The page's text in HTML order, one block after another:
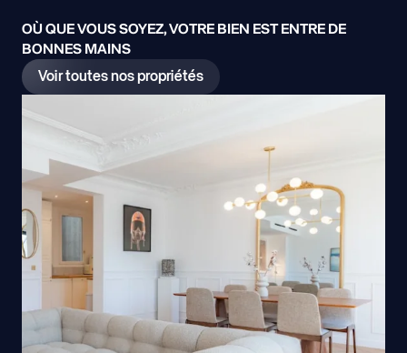
OÙ QUE VOUS SOYEZ, VOTRE BIEN EST ENTRE DE
BONNES MAINS
Voir toutes nos propriétés
MarseilleParis